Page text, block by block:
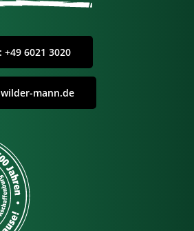
6021 3020
mann.de